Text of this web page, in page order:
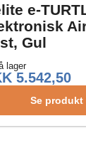
e-
Gul
lager
5.542,50
Se produkt